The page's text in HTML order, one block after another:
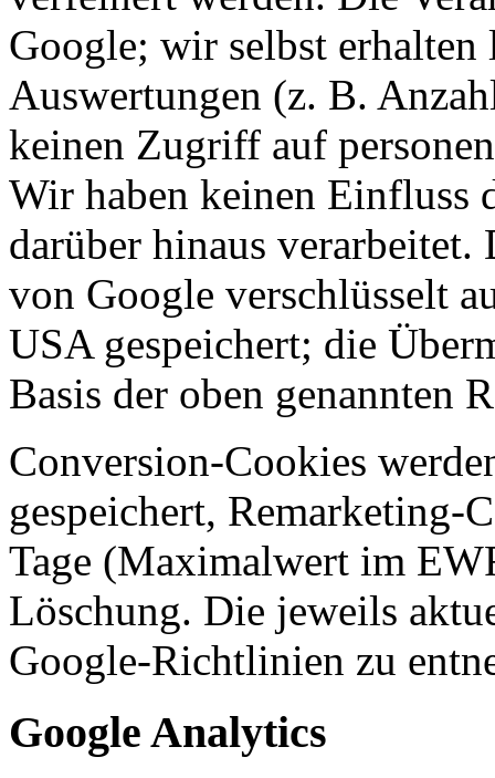
Google; wir selbst
Auswertungen (z. B.
keinen Zugriff auf
Wir haben keinen Einfluss
darüber hinaus verarbeitet.
von Google verschlüsselt
USA gespeichert; die
Basis der oben genannten
Conversion-Cookies
gespeichert, Remarketing-
Tage (Maximalwert im
Löschung. Die jeweils
Google-Richtlinien zu
Google Analytics